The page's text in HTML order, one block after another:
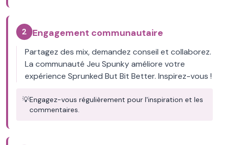
2 Engagement communautaire
Partagez des mix, demandez conseil et collaborez.
La communauté Jeu Spunky améliore votre
expérience Sprunked But Bit Better. Inspirez-vous !
💡Engagez-vous régulièrement pour l'inspiration et les
commentaires.